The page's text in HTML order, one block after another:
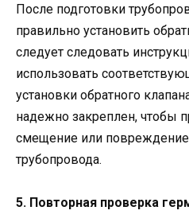
После подготовки
правильно установить
следует следовать
использовать
установки обратного
надежно закреплен, чтобы
смещение или повреждение
трубопровода.
5. Повторная проверка